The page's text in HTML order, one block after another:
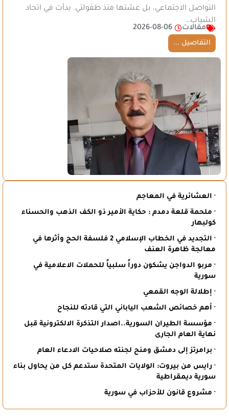
التواصل الاجتماعي، بل عشتها منذ طفولتي. بدأت في اتحاد
الشباب…
مقالات
2026-08-06
التفاصيل ...
· العشائرية في المعاجم
· ملحمة قلعة دمدم : حكاية الأمير ذو الكف الذهب والحسناء
كولبهار
· التجديد في الخطاب الإسلامي 2 فلسفة الحج وأثرها في
معالجة ظاهرة العنف
· مربو الدواجن يشكون دوراً سلبياً للحملات الاعلامية في
سورية
· إطلالة الوجه القمعي
· أهم خصائص الشعب الياباني التي قادته للنجاح
· مؤسسة الطيران السورية..اصدار التذكرة الالكترونية قبل
نهاية العام الجارى
· برامرتز إلى دمشق ومنح لجنته صلاحيات الادعاء العام
· رايس من بيروت: الولايات المتحدة ستدعم كل من يحاول بناء
سورية ديمقراطية
· مشروع قانون للأحزاب في سورية